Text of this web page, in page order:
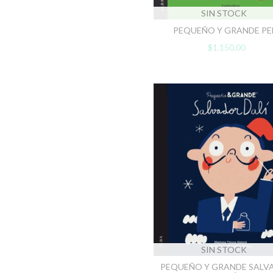
SIN STOCK
PEQUEÑO Y GRANDE
$1.150,00
SIN STOCK
PEQUEÑO Y GRANDE